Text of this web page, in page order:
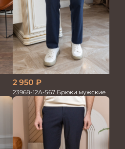
2 950 ₽
23968-12А-567 Брюки мужские